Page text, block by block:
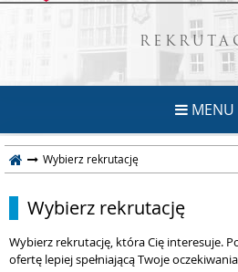
MENU
Wybierz rekrutację
Wybierz rekrutację
Wybierz rekrutację, która Cię interesuje.
ofertę lepiej spełniającą Twoje